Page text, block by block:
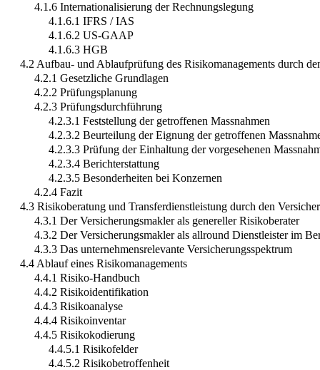
4.1.6 Internationalisierung der Rechnungslegung
4.1.6.1 IFRS / IAS
4.1.6.2 US-GAAP
4.1.6.3 HGB
4.2 Aufbau- und Ablaufprüfung des Risikomanagements durch
4.2.1 Gesetzliche Grundlagen
4.2.2 Prüfungsplanung
4.2.3 Prüfungsdurchführung
4.2.3.1 Feststellung der getroffenen Massnahmen
4.2.3.2 Beurteilung der Eignung der getroffenen
4.2.3.3 Prüfung der Einhaltung der vorgesehenen
4.2.3.4 Berichterstattung
4.2.3.5 Besonderheiten bei Konzernen
4.2.4 Fazit
4.3 Risikoberatung und Transferdienstleistung durch den
4.3.1 Der Versicherungsmakler als genereller Risikoberater
4.3.2 Der Versicherungsmakler als allround Dienstleister im
4.3.3 Das unternehmensrelevante Versicherungsspektrum
4.4 Ablauf eines Risikomanagements
4.4.1 Risiko-Handbuch
4.4.2 Risikoidentifikation
4.4.3 Risikoanalyse
4.4.4 Risikoinventar
4.4.5 Risikokodierung
4.4.5.1 Risikofelder
4.4.5.2 Risikobetroffenheit